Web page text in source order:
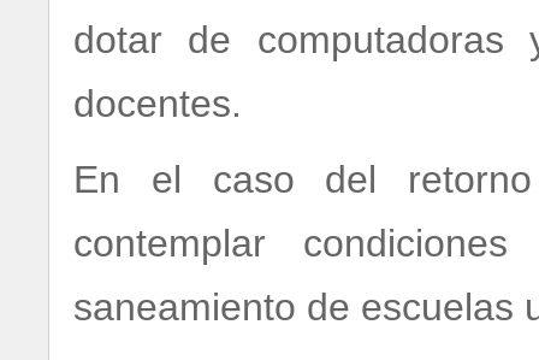
dotar de computadoras
docentes.
En el caso del
contemplar
saneamiento de escuelas